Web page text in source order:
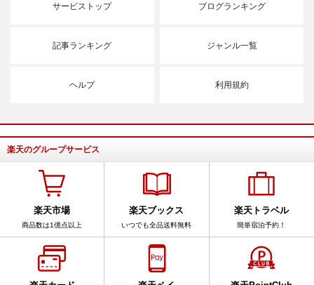
サービストップ ブログランキング
記事ランキング ジャンル一覧
ヘルプ 利用規約
楽天のグループサービス
楽天市場
商品数は1億点以上
楽天ブックス
いつでも全品送料無料
楽天トラベル
簡単宿泊予約！